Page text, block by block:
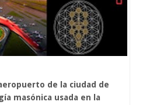
de la ciudad de
masónica usada en la